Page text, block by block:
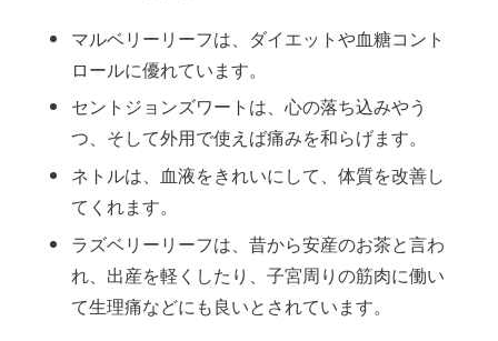
マルベリーリーフは、ダイエットや血糖コント
ロールに優れています。
セントジョンズワートは、心の落ち込みやう
つ、そして外用で使えば痛みを和らげます。
ネトルは、血液をきれいにして、体質を改善し
てくれます。
ラズベリーリーフは、昔から安産のお茶と言わ
れ、出産を軽くしたり、子宮周りの筋肉に働い
て生理痛などにも良いとされています。